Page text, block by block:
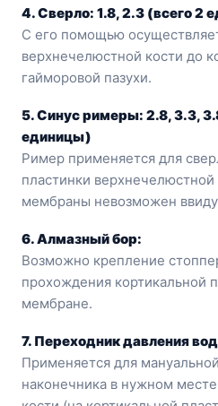
4. Сверло: 1.8, 2.3 (всего 2
С его помощью
верхнечелюстной кости до
гайморовой пазухи.
5. Синус римеры: 2.8, 3.3,
единицы)
Ример применяется для
пластинки
мембраны невозможен
6. Алмазный бор:
Возможно крепление
прохождения кортикальной
мембране.
7. Переходник давления
Применяется для
наконечника в нужном